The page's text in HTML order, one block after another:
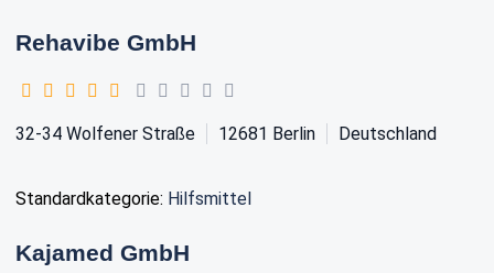
Rehavibe GmbH
32-34 Wolfener Straße 12681 Berlin Deutschland
Standardkategorie: Hilfsmittel
Kajamed GmbH